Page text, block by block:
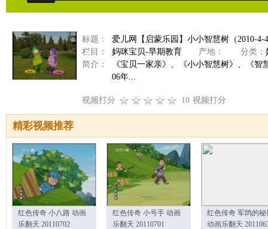
标题：
爱儿网【启蒙乐园】小小智慧树（2010-4-
栏目：
妈咪宝贝-早期教育 产地： 分类：
简介：
《宝贝一家亲》、《小小智慧树》、《
06年...
视频打分 10 视频打分
精彩视频推荐
红色传奇 小八路 动画
乐翻天 20110702
红色传奇 小号手 动画
乐翻天 20110701
红色传奇 军鸽的秘
动画乐翻天